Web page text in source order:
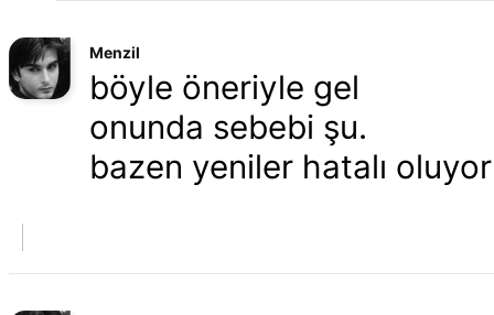
Menzil
böyle öneriyle gel
onunda sebebi şu.
bazen yeniler hatalı